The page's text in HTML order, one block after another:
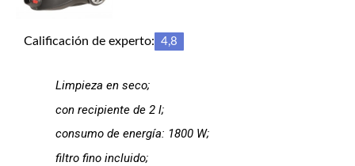
Calificación de experto: 4,8
Limpieza en seco;
con recipiente de 2 l;
consumo de energía: 1800 W;
filtro fino incluido;